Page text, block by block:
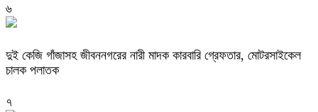
৬
দুই কেজি গাঁজাসহ জীবননগরের নারী মাদক কারবারি গ্রেফতার, মোটরসাইকেল
চালক পলাতক
৭